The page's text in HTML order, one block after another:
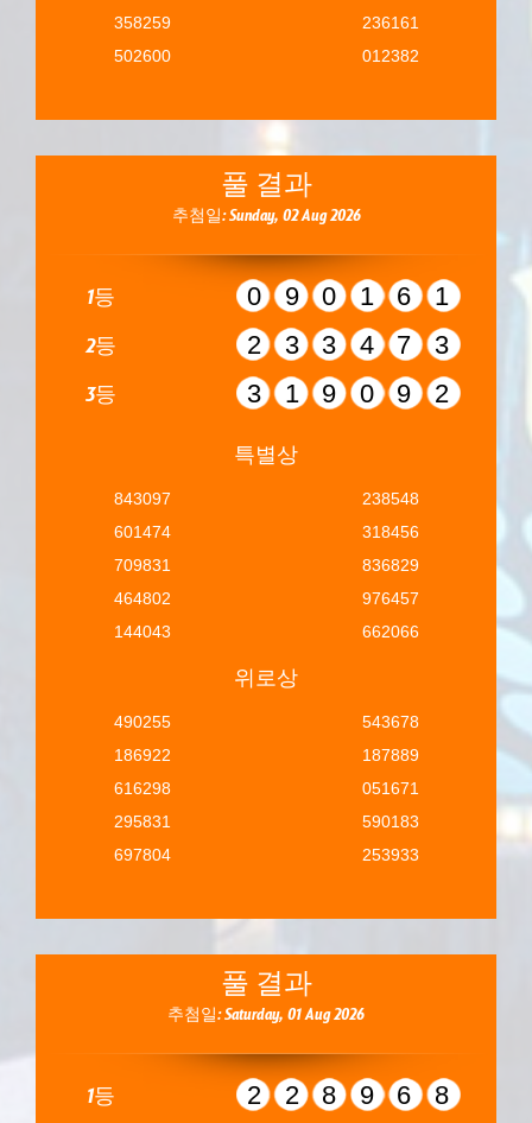
358259
502600
236161
012382
풀 결과
추첨일: Sunday, 02 Aug 2026
1등 090161
2등 233473
3등 319092
특별상
843097
601474
709831
464802
144043
238548
318456
836829
976457
662066
위로상
490255
186922
616298
295831
697804
543678
187889
051671
590183
253933
풀 결과
추첨일: Saturday, 01 Aug 2026
1등 228968